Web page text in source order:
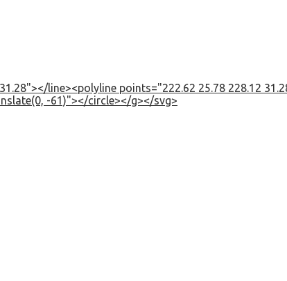
line><polyline points="222.62 25.78 228.12
-61)"></circle></g></svg>